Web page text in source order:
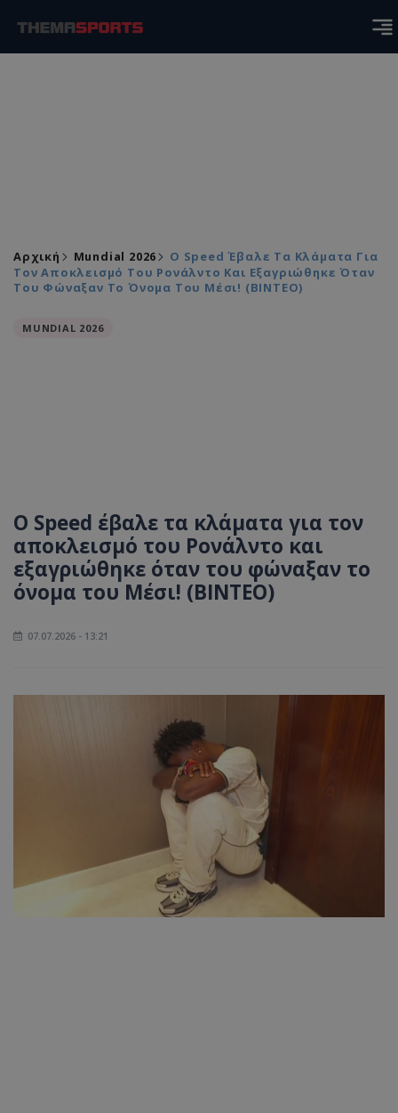
Αρχική Mundial 2026
O Speed Έβαλε Τα Κλάματα Για
Τον Αποκλεισμό Του Ρονάλντο Και Εξαγριώθηκε Όταν
Του Φώναξαν Το Όνομα Του Μέσι! (ΒΙΝΤΕΟ)
MUNDIAL 2026
O Speed έβαλε τα κλάματα για τον
αποκλεισμό του Ρονάλντο και
εξαγριώθηκε όταν του φώναξαν το
όνομα του Μέσι! (ΒΙΝΤΕΟ)
07.07.2026 - 13:21